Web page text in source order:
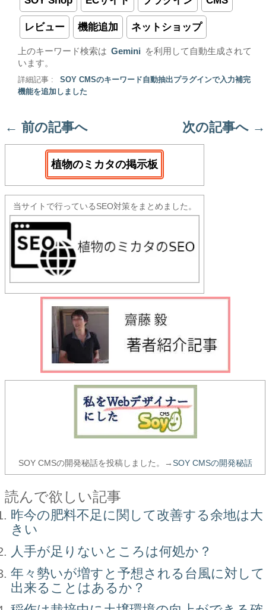
レビュー 機能追加 ネットショップ
上のキーワード検索は Gemini
を利用して自動生成されて
います。
詳細記事 :
SOY CMSのキーワード自動抽出プラグインで入力補完
機能を追加しました
← 前の記事へ 次の記事へ →
植物のミカタの掲示板
当サイトで行っているSEO対策をまとめました。
SOY CMSの開発秘話を投稿しました。→SOY CMSの開発秘話
読んで欲しい記事
昨今の肥料不足に関して改善する余地は大
きい
人手が足りないところは何処か？
年々勢いが増すと予想される台風に対して
出来ることはあるか？